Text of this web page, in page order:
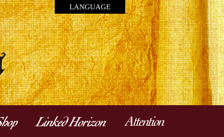
LANGUAGE